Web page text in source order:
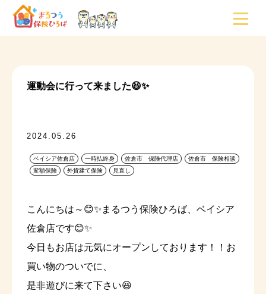
運動会に行って来ました😆✨
2024.05.26
ベイシア佐倉店 一時払終身 佐倉市 保険代理店
佐倉市 保険相談
変額保険
外貨建て保険 見直し
こんにちは～😊✨まるつう保険ひろば、ベイシア
佐倉店です😊✨
今日もお店は元気にオープンしております！！お
買い物のついでに、
是非遊びに来て下さい😆